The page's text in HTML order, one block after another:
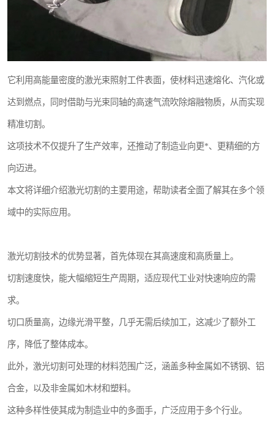
它利用高能量密度的激光束照射工件表面，使材料迅速熔化、汽化或
达到燃点，同时借助与光束同轴的高速气流吹除熔融物质，从而实现
精准切割。
这项技术不仅提升了生产效率，还推动了制造业向更*、更精细的方
向迈进。
本文将详细介绍激光切割的主要用途，帮助读者全面了解其在多个领
域中的实际应用。
激光切割技术的优势显著，首先体现在其高速度和高质量上。
切割速度快，能大幅缩短生产周期，适应现代工业对快速响应的需
求。
切口质量高，边缘光滑平整，几乎无需后续加工，这减少了额外工
序，降低了整体成本。
此外，激光切割可处理的材料范围广泛，涵盖多种金属如不锈钢、铝
合金，以及非金属如木材和塑料。
这种多样性使其成为制造业中的多面手，广泛应用于多个行业。